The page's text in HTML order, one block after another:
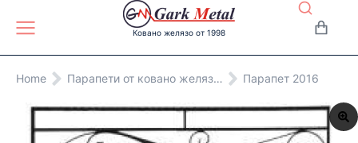
Ковано желязо от 1998
You are here:
Home Парапети от ковано желяз… Парапет 2016